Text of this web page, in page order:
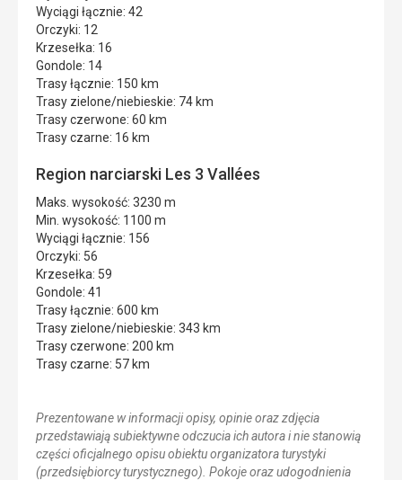
Wyciągi łącznie: 42
Orczyki: 12
Krzesełka: 16
Gondole: 14
Trasy łącznie: 150 km
Trasy zielone/niebieskie: 74 km
Trasy czerwone: 60 km
Trasy czarne: 16 km
Region narciarski Les 3 Vallées
Maks. wysokość: 3230 m
Min. wysokość: 1100 m
Wyciągi łącznie: 156
Orczyki: 56
Krzesełka: 59
Gondole: 41
Trasy łącznie: 600 km
Trasy zielone/niebieskie: 343 km
Trasy czerwone: 200 km
Trasy czarne: 57 km
Prezentowane w informacji opisy, opinie oraz zdjęcia
przedstawiają subiektywne odczucia ich autora i nie stanowią
części oficjalnego opisu obiektu organizatora turystyki
(przedsiębiorcy turystycznego). Pokoje oraz udogodnienia